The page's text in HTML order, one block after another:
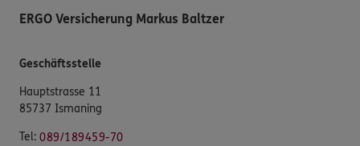
ERGO Versicherung Markus Baltzer
Geschäftsstelle
Hauptstrasse 11
85737 Ismaning
Tel: 089/189459-70